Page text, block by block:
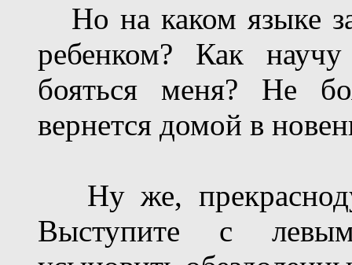
Но на каком языке
ребенком? Как
бояться меня? Не
вернется домой в
Ну же,
Выступите с